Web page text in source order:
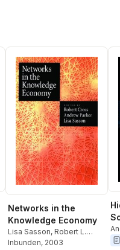
Networks in the
Knowledge Economy
Lisa Sasson, Robert L.
Cross,Rob Cross
Inbunden, 2003